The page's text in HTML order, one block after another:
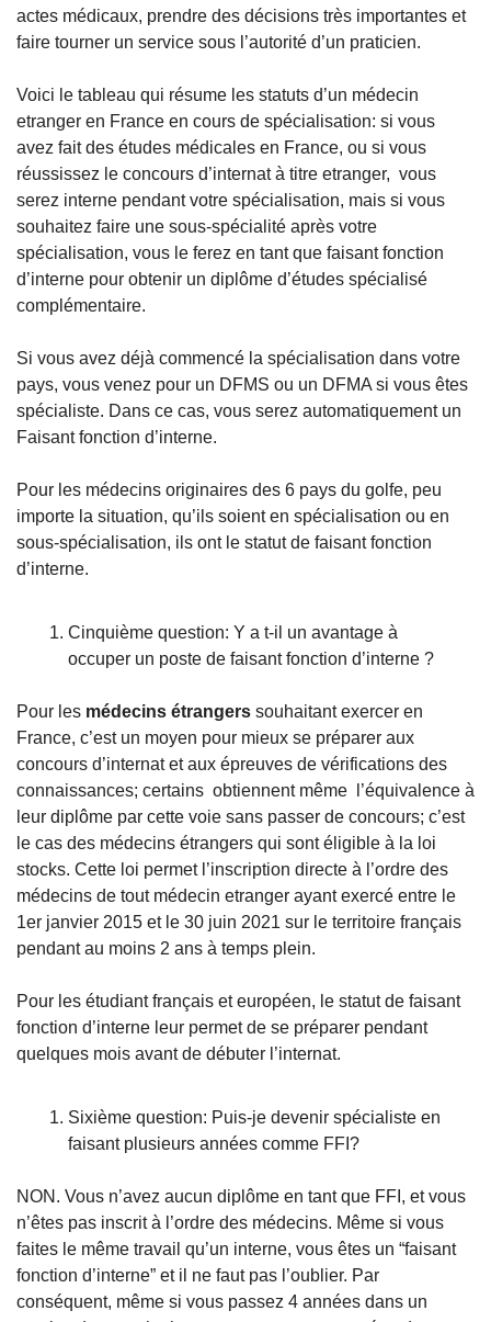
actes médicaux, prendre des décisions très importantes et
faire tourner un service sous l’autorité d’un praticien.
Voici le tableau qui résume les statuts d’un médecin
etranger en France en cours de spécialisation: si vous
avez fait des études médicales en France, ou si vous
réussissez le concours d’internat à titre etranger,  vous
serez interne pendant votre spécialisation, mais si vous
souhaitez faire une sous-spécialité après votre
spécialisation, vous le ferez en tant que faisant fonction
d’interne pour obtenir un diplôme d’études spécialisé
complémentaire.
Si vous avez déjà commencé la spécialisation dans votre
pays, vous venez pour un DFMS ou un DFMA si vous êtes
spécialiste. Dans ce cas, vous serez automatiquement un
Faisant fonction d’interne.
Pour les médecins originaires des 6 pays du golfe, peu
importe la situation, qu’ils soient en spécialisation ou en
sous-spécialisation, ils ont le statut de faisant fonction
d’interne.
Cinquième question: Y a t-il un avantage à
occuper un poste de faisant fonction d’interne ?
Pour les médecins étrangers souhaitant exercer en
France, c’est un moyen pour mieux se préparer aux
concours d’internat et aux épreuves de vérifications des
connaissances; certains  obtiennent même  l’équivalence à
leur diplôme par cette voie sans passer de concours; c’est
le cas des médecins étrangers qui sont éligible à la loi
stocks. Cette loi permet l’inscription directe à l’ordre des
médecins de tout médecin etranger ayant exercé entre le
1er janvier 2015 et le 30 juin 2021 sur le territoire français
pendant au moins 2 ans à temps plein.
Pour les étudiant français et européen, le statut de faisant
fonction d’interne leur permet de se préparer pendant
quelques mois avant de débuter l’internat.
Sixième question: Puis-je devenir spécialiste en
faisant plusieurs années comme FFI?
NON. Vous n’avez aucun diplôme en tant que FFI, et vous
n’êtes pas inscrit à l’ordre des médecins. Même si vous
faites le même travail qu’un interne, vous êtes un “faisant
fonction d’interne” et il ne faut pas l’oublier. Par
conséquent, même si vous passez 4 années dans un